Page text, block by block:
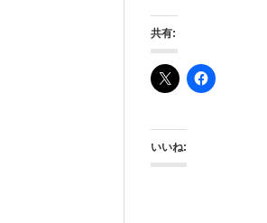
共有:
いいね: